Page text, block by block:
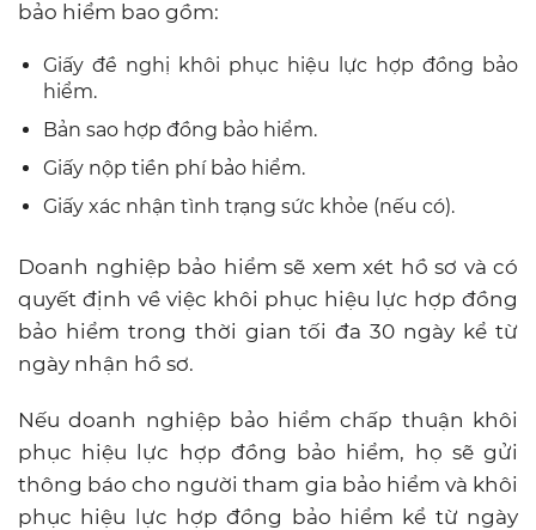
bảo hiểm bao gồm:
Giấy đề nghị khôi phục hiệu lực hợp đồng bảo
hiểm.
Bản sao hợp đồng bảo hiểm.
Giấy nộp tiền phí bảo hiểm.
Giấy xác nhận tình trạng sức khỏe (nếu có).
Doanh nghiệp bảo hiểm sẽ xem xét hồ sơ và có
quyết định về việc khôi phục hiệu lực hợp đồng
bảo hiểm trong thời gian tối đa 30 ngày kể từ
ngày nhận hồ sơ.
Nếu doanh nghiệp bảo hiểm chấp thuận khôi
phục hiệu lực hợp đồng bảo hiểm, họ sẽ gửi
thông báo cho người tham gia bảo hiểm và khôi
phục hiệu lực hợp đồng bảo hiểm kể từ ngày